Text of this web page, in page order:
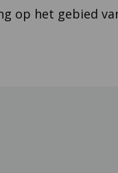
op het gebied